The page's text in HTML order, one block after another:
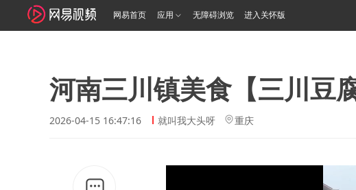
网易首页 应用 无障碍浏览 进入关怀版
河南三川镇美食【三川豆
2026-04-15 16:47:16 就叫我大头呀 重庆